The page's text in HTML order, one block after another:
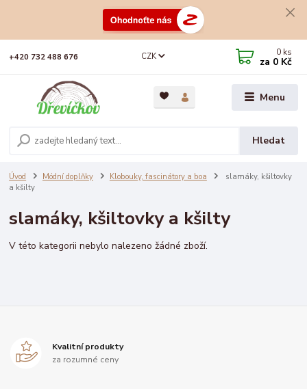
Menu
CZK
Hledat
+420 732 488 676 0 ks
za 0 Kč
Úvod Módní doplňky Klobouky, fascinátory a boa
slamáky, kšiltovky
a kšilty
slamáky, kšiltovky a kšilty
V této kategorii nebylo nalezeno žádné zboží.
Kvalitní produkty
za rozumné ceny